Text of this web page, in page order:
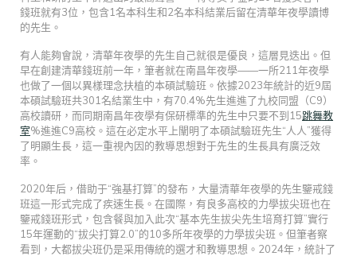
錢班就有3位，包含1名本科生和2名本科結業后留在清華年夜學讀博
的先生。
有人能夠會說，清華年夜學的先生自己就很是優良，這層見迭出。但
早在創建清華錢班前一年，筆者就在南昌年夜學——一所211年夜學
也做了一個以異樣理念扶植的本碩試驗班。依據2023年統計的近9屆
本碩試驗班共301名結業生中，有70.4%先生進進了九校同盟（C9）
高校讀研，而同期南昌年夜學有保研標準的先生中只要不到15跳舞教
室%進進C9高校。這在必定水平上闡明了本碩試驗班先生“人人”獲得
了明顯生長，這一重視內因的教導思想對于先生的生長具有廣泛效
率。
2020年后，借助于“強基打算”的發布，大量清華年夜學的先生鑒戒錢
班這一形式完成了疾速生長。在國際，有良多高校的力學拔尖班也在
鑒戒錢班形式，包含餐與加入此次“基本先生拔尖先生培育打算”實行
15年運動的“拔尖打算2.0”的10多所年夜學的力學拔尖班。但筆者察
看到，大都拔尖班仍是采用傳統的選才和教導思想。2024年，統計了